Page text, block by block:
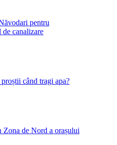
pentru
canalizare
când tragi apa?
Zona de Nord a orașului